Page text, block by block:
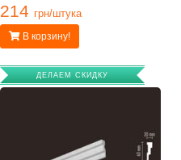
214 грн/штука
В корзину!
ДЕЛАЕМ СКИДКУ